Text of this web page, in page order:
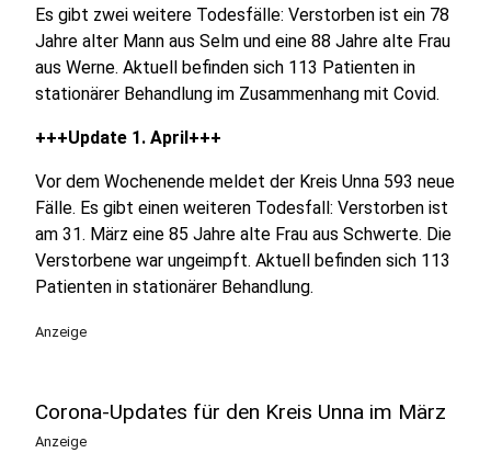
Es gibt zwei weitere Todesfälle: Verstorben ist ein 78
Jahre alter Mann aus Selm und eine 88 Jahre alte Frau
aus Werne. Aktuell befinden sich 113 Patienten in
stationärer Behandlung im Zusammenhang mit Covid.
+++Update 1. April+++
Vor dem Wochenende meldet der Kreis Unna 593 neue
Fälle. Es gibt einen weiteren Todesfall: Verstorben ist
am 31. März eine 85 Jahre alte Frau aus Schwerte. Die
Verstorbene war ungeimpft. Aktuell befinden sich 113
Patienten in stationärer Behandlung.
Anzeige
Corona-Updates für den Kreis Unna im März
Anzeige